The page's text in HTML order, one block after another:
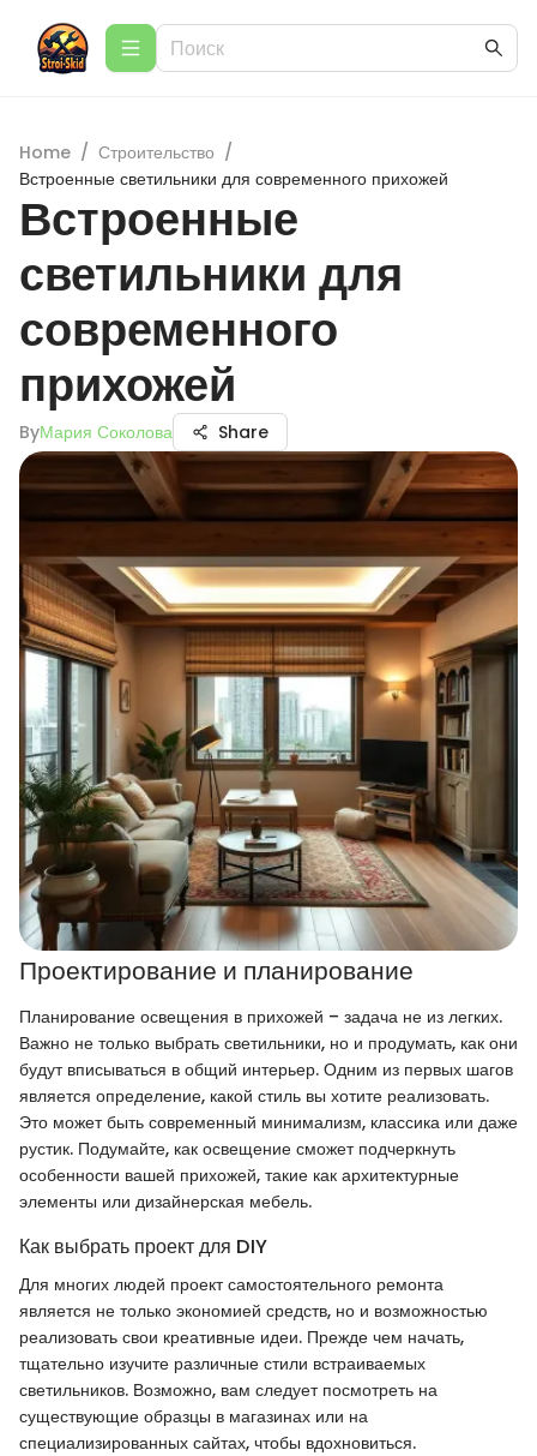
Home / Строительство /
Встроенные светильники для современного прихожей
Встроенные
светильники для
современного
прихожей
ByМария Соколова Share
Проектирование и планирование
Планирование освещения в прихожей – задача не из легких.
Важно не только выбрать светильники, но и продумать, как они
будут вписываться в общий интерьер. Одним из первых шагов
является определение, какой стиль вы хотите реализовать.
Это может быть современный минимализм, классика или даже
рустик. Подумайте, как освещение сможет подчеркнуть
особенности вашей прихожей, такие как архитектурные
элементы или дизайнерская мебель.
Как выбрать проект для DIY
Для многих людей проект самостоятельного ремонта
является не только экономией средств, но и возможностью
реализовать свои креативные идеи. Прежде чем начать,
тщательно изучите различные стили встраиваемых
светильников. Возможно, вам следует посмотреть на
существующие образцы в магазинах или на
специализированных сайтах, чтобы вдохновиться.